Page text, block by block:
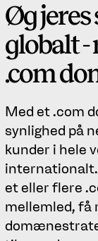
Øg jeres
globalt -
.com
Med et .com
synlighed på
kunder i hele
internationalt.
et eller flere
mellemled, få